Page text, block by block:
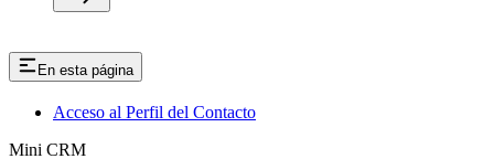
En esta página
Acceso al Perfil del Contacto
Mini CRM